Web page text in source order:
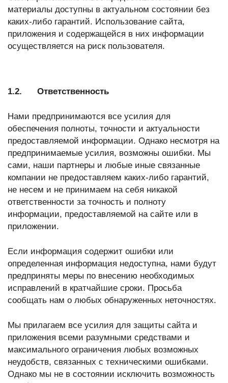
материалы доступны в актуальном состоянии без
каких-либо гарантий. Использование сайта,
приложения и содержащейся в них информации
осуществляется на риск пользователя.
1.2. Ответственность
Нами предпринимаются все усилия для
обеспечения полноты, точности и актуальности
предоставляемой информации. Однако несмотря на
предпринимаемые усилия, возможны ошибки. Мы
сами, наши партнеры и любые иные связанные
компании не предоставляем каких-либо гарантий,
не несем и не принимаем на себя никакой
ответственности за точность и полноту
информации, предоставляемой на сайте или в
приложении.
Если информация содержит ошибки или
определенная информация недоступна, нами будут
предприняты меры по внесению необходимых
исправлений в кратчайшие сроки. Просьба
сообщать нам о любых обнаруженных неточностях.
Мы прилагаем все усилия для защиты сайта и
приложения всеми разумными средствами и
максимального ограничения любых возможных
неудобств, связанных с техническими ошибками.
Однако мы не в состоянии исключить возможность